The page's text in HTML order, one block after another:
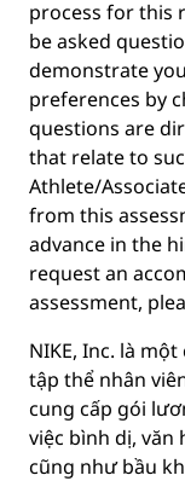
process for this
be asked
demonstrate
preferences by
questions are
that relate to
Athlete/
from this
advance in the
request an
assessment,
NIKE, Inc. là
tập thể nhân
cung cấp gói
việc bình dị, văn
cũng như bầu